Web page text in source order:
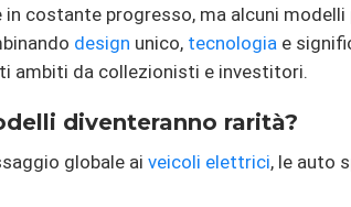
costante progresso, ma alcuni modelli
design unico, tecnologia e
ambiti da collezionisti e investitori.
diventeranno rarità?
globale ai veicoli elettrici, le auto